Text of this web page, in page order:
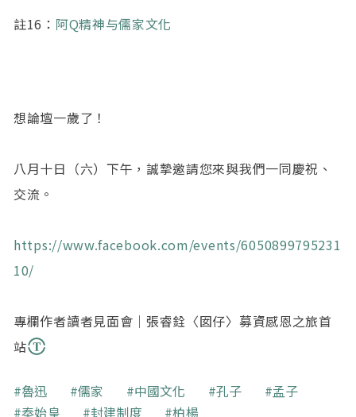
註16： 阿Q精神与儒家文化
想論壇一歲了！
八月十日（六）下午，誠摯邀請您來與我們一同慶祝、
交流。
https://www.facebook.com/events/6050899795231
10/
專欄作者讀者見面會｜張睿銓〈囡仔〉募資感恩之旅首
站
關鍵字
魯迅 儒家 中國文化 孔子
孟子
秦始皇
封建制度 柏楊